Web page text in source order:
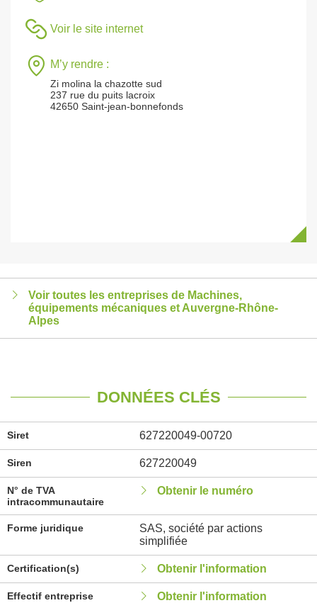
Voir le site internet
M’y rendre :
Zi molina la chazotte sud
237 rue du puits lacroix
42650 Saint-jean-bonnefonds
Voir toutes les entreprises de Machines,
équipements mécaniques et Auvergne-Rhône-
Alpes
DONNÉES CLÉS
Siret 627220049-00720
Siren 627220049
N° de TVA
intracommunautaire
Obtenir le numéro
Forme juridique
SAS, société par actions
simplifiée
Certification(s) Obtenir l'information
Effectif entreprise Obtenir l'information